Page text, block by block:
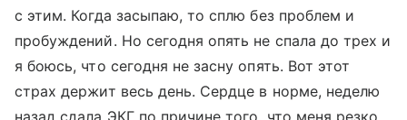
с этим. Когда засыпаю, то сплю без проблем и
пробуждений. Но сегодня опять не спала до трех и
я боюсь, что сегодня не засну опять. Вот этот
страх держит весь день. Сердце в норме, неделю
назад сдала ЭКГ по причине того, что меня резко